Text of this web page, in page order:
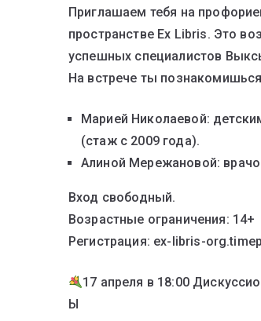
Приглашаем тебя на
пространстве Ex Libris. Это
успешных специалистов
На встрече ты
Марией Николаевой:
(стаж с 2009 года).
Алиной Мережановой:
Вход свободный.
Возрастные ограничения: 14+
Регистрация: ex-libris-
17 апреля в 18:00
Ы